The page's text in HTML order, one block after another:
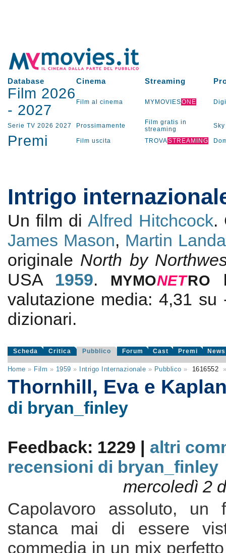
Database Cinema Streaming
Film 2026
- 2027 Film al cinema MYMOVIESONE
Serie TV 2026 2027 Prossimamente
Film gratis in
streaming
Sky
Premi Film uscita TROVASTREAMING
Intrigo
Un film di Alfred Hitchcock.
James Mason, Martin
originale North by
USA 1959. MYMONETRO
valutazione media:4,31 su
dizionari.
Scheda Critica Pubblico Forum Cast Premi News
Home » Film » 1959 » Intrigo Internazionale » Pubblico » 1616552
Thornhill, Eva e
di bryan_finley
Feedback: 1229 | altri
recensioni di bryan_finley
mercoledì 2
Capolavoro assoluto, un
stanca mai di essere
commedia in un mix